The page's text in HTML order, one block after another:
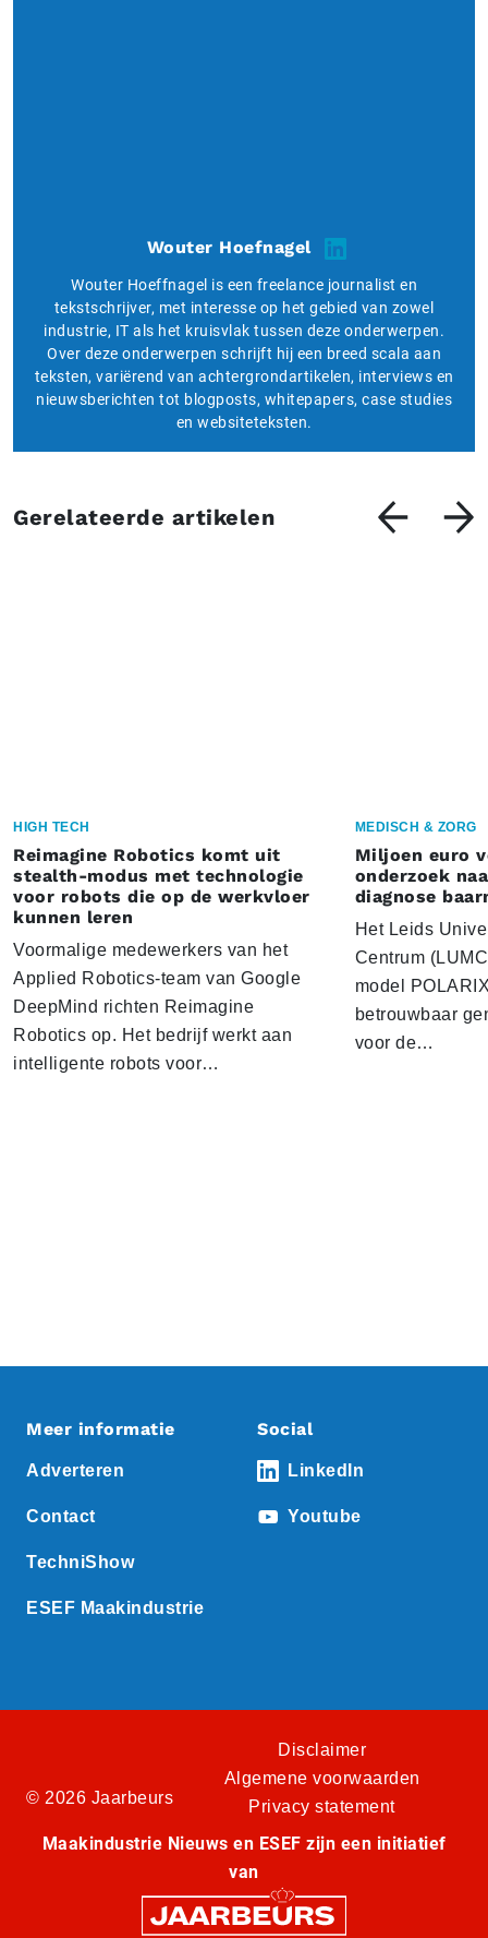
Wouter Hoefnagel
Wouter Hoeffnagel is een freelance journalist en
tekstschrijver, met interesse op het gebied van zowel
industrie, IT als het kruisvlak tussen deze onderwerpen.
Over deze onderwerpen schrijft hij een breed scala aan
teksten, variërend van achtergrondartikelen, interviews en
nieuwsberichten tot blogposts, whitepapers, case studies
en websiteteksten.
Gerelateerde artikelen
HIGH TECH
Reimagine Robotics komt uit
stealth-modus met technologie
voor robots die op de werkvloer
kunnen leren
Voormalige medewerkers van het
Applied Robotics-team van Google
DeepMind richten Reimagine
Robotics op. Het bedrijf werkt aan
intelligente robots voor…
MEDISCH & ZORG
Miljoen euro
onderzoek
diagnose
Het Leids
Centrum
model
betrouwbaar
voor de…
Meer informatie
Adverteren
Contact
TechniShow
ESEF Maakindustrie
Social
LinkedIn
Youtube
© 2026 Jaarbeurs
Disclaimer
Algemene voorwaarden
Privacy statement
Maakindustrie Nieuws en ESEF zijn een initiatief
van